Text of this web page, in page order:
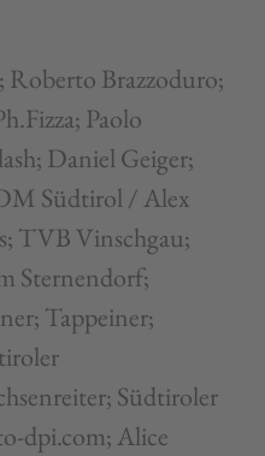
Roberto Brazzoduro;
Paolo
Daniel Geiger;
Südtirol / Alex
TVB Vinschgau;
Sternendorf;
Tappeiner;
Südtiroler
dpi.com; Alice